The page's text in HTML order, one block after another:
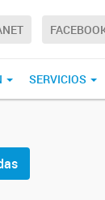
SERVICIOS